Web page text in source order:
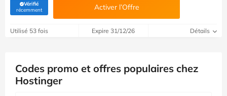
Vérifié
récemment(Vérifié par Savoo) Activer l’Offre
Utilisé 53 fois Expire 31/12/26 Détails
Codes promo et offres populaires chez
Hostinger